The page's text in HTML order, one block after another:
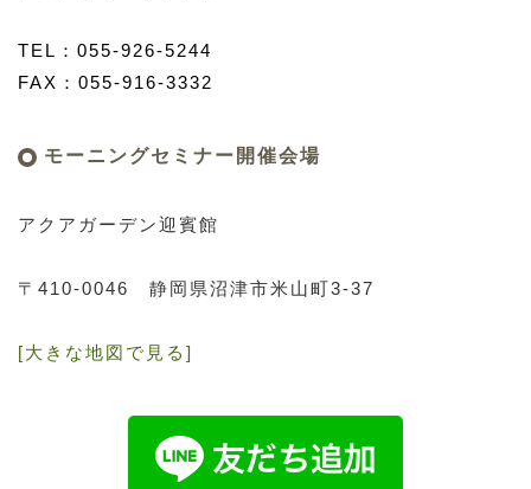
TEL：055-926-5244
FAX：055-916-3332
モーニングセミナー開催会場
アクアガーデン迎賓館
〒410-0046 静岡県沼津市米山町3-37
[大きな地図で見る]